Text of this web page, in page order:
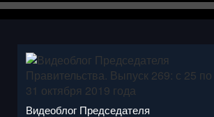
Видеоблог Председателя